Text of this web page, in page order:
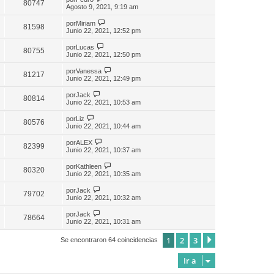
80747
Agosto 9, 2021, 9:19 am
81598 porMiriam
Junio 22, 2021, 12:52 pm
80755 porLucas
Junio 22, 2021, 12:50 pm
81217 porVanessa
Junio 22, 2021, 12:49 pm
80814 porJack
Junio 22, 2021, 10:53 am
80576 porLiz
Junio 22, 2021, 10:44 am
82399 porALEX
Junio 22, 2021, 10:37 am
80320 porKathleen
Junio 22, 2021, 10:35 am
79702 porJack
Junio 22, 2021, 10:32 am
78664 porJack
Junio 22, 2021, 10:31 am
Se encontraron 64 coincidencias 1 2 3
Ir a